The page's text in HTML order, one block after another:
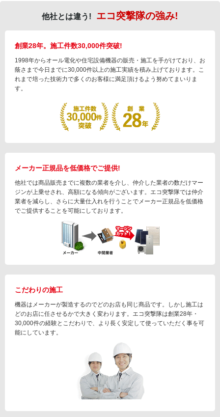
他社とは違う! エコ突撃隊の強み!
創業28年。施工件数30,000件突破!
1998年からオール電化や住宅設備機器の販売・施工を手がけており、お
蔭さまで今日までに30,000件以上の施工実績を積み上げております。こ
れまで培った技術力で多くのお客様に満足頂けるよう努めてまいりま
す。
メーカー正規品を低価格でご提供!
他社では商品販売までに複数の業者を介し、仲介した業者の数だけマー
ジンが上乗せされ、高額になる傾向がございます。エコ突撃隊では仲介
業者を減らし、さらに大量仕入れを行うことでメーカー正規品を低価格
でご提供することを可能にしております。
こだわりの施工
機器はメーカーが製造するのでどのお店も同じ商品です。しかし施工は
どのお店に任させるかで大きく変わります。エコ突撃隊は創業28年・
30,000件の経験とこだわりで、より長く安定して使っていただく事を可
能にしています。